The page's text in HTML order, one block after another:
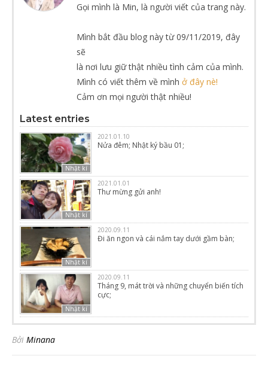
Gọi mình là Min, là người viết của trang này.
Mình bắt đầu blog này từ 09/11/2019, đây
sẽ
là nơi lưu giữ thật nhiều tình cảm của mình.
Mình có viết thêm về mình ở đây nè!
Cảm ơn mọi người thật nhiều!
Latest entries
Nhật kí
2021.01.10
Nửa đêm; Nhật ký bầu 01;
Nhật kí
2021.01.01
Thư mừng gửi anh!
Nhật kí
2020.09.11
Đi ăn ngon và cái nắm tay dưới gầm bàn;
Nhật kí
2020.09.11
Tháng 9, mát trời và những chuyển biến tích
cực;
Bởi Minana